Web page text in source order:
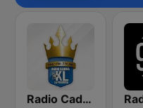
Radio Cadena YSKL La Poderosa